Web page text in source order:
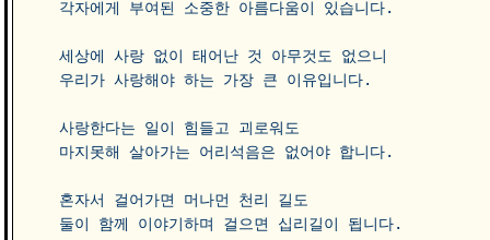
각자에게 부여된 소중한 아름다움이 있습니다.
세상에 사랑 없이 태어난 것 아무것도 없으니
우리가 사랑해야 하는 가장 큰 이유입니다.
사랑한다는 일이 힘들고 괴로워도
마지못해 살아가는 어리석음은 없어야 합니다.
혼자서 걸어가면 머나먼 천리 길도
둘이 함께 이야기하며 걸으면 십리길이 됩니다.